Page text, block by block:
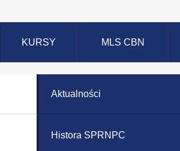
KURSY MLS CBN
Aktualności
Histora SPRNPC